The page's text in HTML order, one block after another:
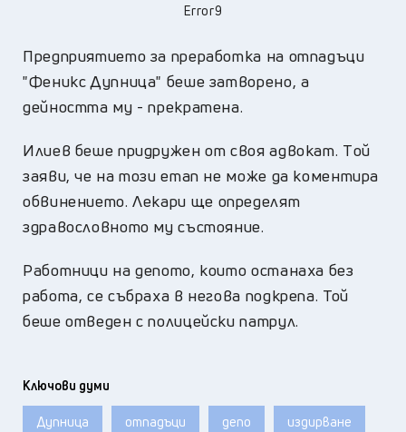
Error9
Предприятието за преработка на отпадъци
"Феникс Дупница" беше затворено, а
дейността му - прекратена.
Илиев беше придружен от своя адвокат. Tой
заяви, че на този етап не може да коментира
обвинението.Лекари ще определят
здравословното му състояние.
Работници на депото, които останаха без
работа, се събраха в негова подкрепа. Той
беше отведен с полицейски патрул.
Ключови думи
Дупница отпадъци депо издирване